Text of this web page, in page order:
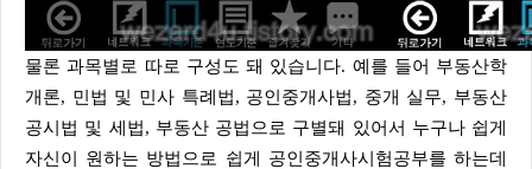
물론 과목별로 따로 구성도 돼 있습니다. 예를 들어 부동산학
개론, 민법 및 민사 특례법, 공인중개사법, 중개 실무, 부동산
공시법 및 세법, 부동산 공법으로 구별돼 있어서 누구나 쉽게
자신이 원하는 방법으로 쉽게 공인중개사시험공부를 하는데